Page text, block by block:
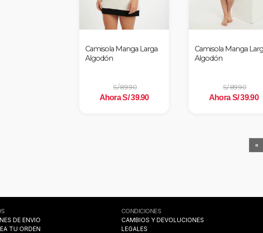
Camisola Manga Larga
Algodón
S/ 89.90
Ahora S/ 39.90
Camisola Manga
Algodón
S/ 89.90
Ahora S/ 39.90
«
DE ENVIO
TU ORDEN
CONDICIONES
CAMBIOS Y DEVOLUCIONES
LEGALES